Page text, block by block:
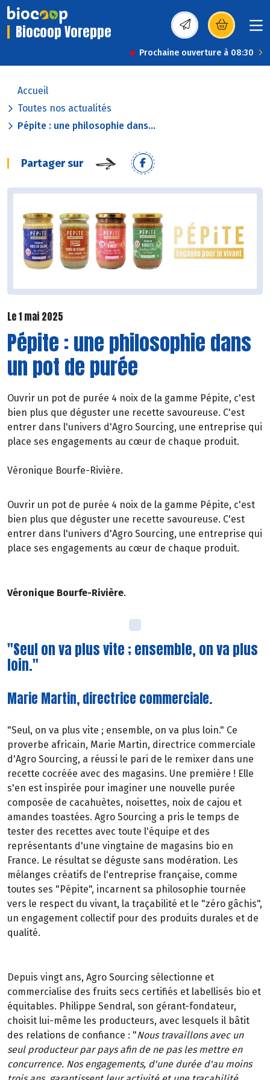
Biocoop Voreppe (s’ouvre dans une
Prochaine ouverture à 08:30
Accueil
Toutes nos actualités
Pépite : une philosophie dans...
Partager sur
Le 1 mai 2025
Pépite : une philosophie dans
un pot de purée
Ouvrir un pot de purée 4 noix de la gamme Pépite, c'est
bien plus que déguster une recette savoureuse. C'est
entrer dans l'univers d'Agro Sourcing, une entreprise qui
place ses engagements au cœur de chaque produit.
Véronique Bourfe-Rivière.
Ouvrir un pot de purée 4 noix de la gamme Pépite, c'est
bien plus que déguster une recette savoureuse. C'est
entrer dans l'univers d'Agro Sourcing, une entreprise qui
place ses engagements au cœur de chaque produit.
Véronique Bourfe-Rivière.
"Seul on va plus vite ; ensemble, on va plus
loin."
Marie Martin, directrice commerciale.
"Seul, on va plus vite ; ensemble, on va plus loin." Ce
proverbe africain, Marie Martin, directrice commerciale
d'Agro Sourcing, a réussi le pari de le remixer dans une
recette cocréée avec des magasins. Une première ! Elle
s'en est inspirée pour imaginer une nouvelle purée
composée de cacahuètes, noisettes, noix de cajou et
amandes toastées. Agro Sourcing a pris le temps de
tester des recettes avec toute l'équipe et des
représentants d'une vingtaine de magasins bio en
France. Le résultat se déguste sans modération. Les
mélanges créatifs de l'entreprise française, comme
toutes ses "Pépite", incarnent sa philosophie tournée
vers le respect du vivant, la traçabilité et le "zéro gâchis",
un engagement collectif pour des produits durales et de
qualité.
Depuis vingt ans, Agro Sourcing sélectionne et
commercialise des fruits secs certifiés et labellisés bio et
équitables. Philippe Sendral, son gérant-fondateur,
choisit lui-même les producteurs, avec lesquels il bâtit
des relations de confiance : "Nous travaillons avec un
seul producteur par pays afin de ne pas les mettre en
concurrence. Nos engagements, d'une durée d'au moins